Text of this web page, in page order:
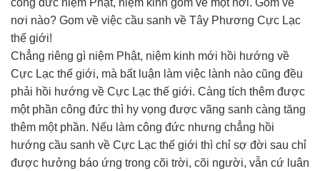
công đức niệm Phật, niệm kinh gom về một nơi. Gom về
nơi nào? Gom về việc cầu sanh về Tây Phương Cực Lạc
thế giới!
Chẳng riêng gì niệm Phật, niệm kinh mới hồi hướng về
Cực Lạc thế giới, mà bất luận làm việc lành nào cũng đều
phải hồi hướng về Cực Lạc thế giới. Càng tích thêm được
một phần công đức thì hy vọng được vãng sanh càng tăng
thêm một phần. Nếu làm công đức nhưng chẳng hồi
hướng cầu sanh về Cực Lạc thế giới thì chỉ sợ đời sau chỉ
được hưởng báo ứng trong cõi trời, cõi người, vẫn cứ luân